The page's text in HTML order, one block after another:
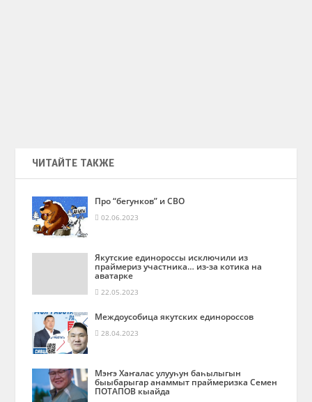
ЧИТАЙТЕ ТАКЖЕ
Про “бегунков” и СВО
02.06.2023
Якутские единороссы исключили из
праймериз участника… из-за котика на
аватарке
22.05.2023
Междоусобица якутских единороссов
28.04.2023
Мэҥэ Хаҥалас улууһун баһылыгын
быыбарыгар анаммыт праймеризка Семен
ПОТАПОВ кыайда